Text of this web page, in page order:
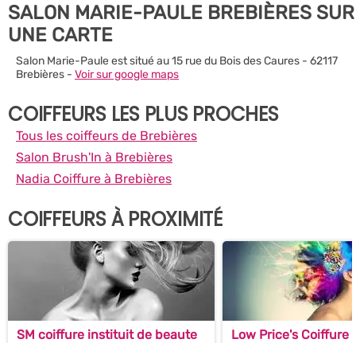
SALON MARIE-PAULE BREBIÈRES SUR
UNE CARTE
Salon Marie-Paule est situé au 15 rue du Bois des Caures - 62117
Brebières - Voir sur google maps
COIFFEURS LES PLUS PROCHES
Tous les coiffeurs de Brebières
Salon Brush'In à Brebières
Nadia Coiffure à Brebières
COIFFEURS À PROXIMITÉ
SM coiffure instituit de beaute Low Price's Coiffure